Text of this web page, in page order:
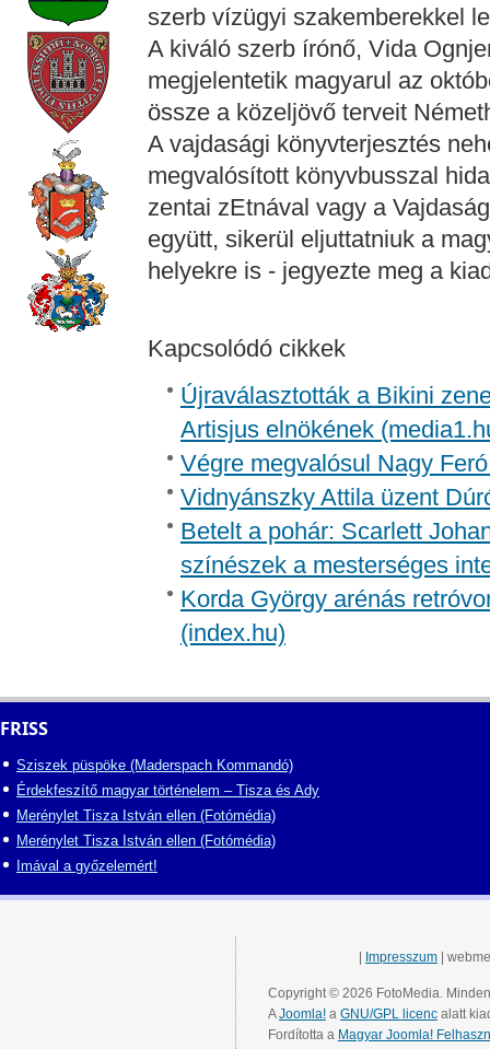
szerb vízügyi szakemberekkel
A kiváló szerb írónő, Vida
megjelentetik magyarul az
össze a közeljövő terveit
A vajdasági könyvterjesztés
megvalósított könyvbusszal
zentai zEtnával vagy a
együtt, sikerül eljuttatniuk a
helyekre is - jegyezte meg a
Kapcsolódó cikkek
Újraválasztották a Bikini
Artisjus elnökének
Végre megvalósul Nagy
Vidnyánszky Attila üzent
Betelt a pohár: Scarlett
színészek a mesterséges
Korda György arénás
(index.hu)
FRISS
Sziszek püspöke (Maderspach Kommandó)
Érdekfeszítő magyar történelem – Tisza és Ady
Merénylet Tisza István ellen (Fotómédia)
Merénylet Tisza István ellen (Fotómédia)
Imával a győzelemért!
Impresszum |
Copyright © 2026 FotoMedia.
AJoomla! a GNU/GPL licenc alatt
Fordította a Magyar Joomla!